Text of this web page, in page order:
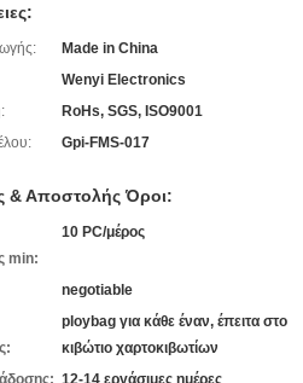
Made in China
Wenyi Electronics
RoHs, SGS, ISO9001
Gpi-FMS-017
& Αποστολής Όροι:
min:
10 PC/μέρος
negotiable
ploybag για κάθε έναν, έπειτα στο
κιβώτιο χαρτοκιβωτίων
12-14 εργάσιμες ημέρες